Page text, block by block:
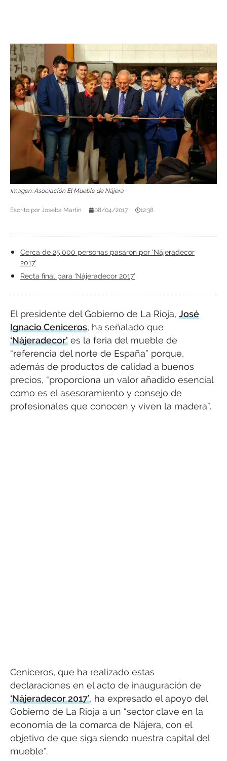
Imagen: Asociación El Mueble de Nájera
Escrito por Joseba Martín 08/04/2017 12:38
Cerca de 25.000 personas pasaron por ‘Nájeradecor
2017’
Recta final para ‘Nájeradecor 2017’
El presidente del Gobierno de La Rioja, José
Ignacio Ceniceros, ha señalado que
‘Nájeradecor’ es la feria del mueble de
“referencia del norte de España” porque,
además de productos de calidad a buenos
precios, “proporciona un valor añadido esencial
como es el asesoramiento y consejo de
profesionales que conocen y viven la madera”.
Ceniceros, que ha realizado estas
declaraciones en el acto de inauguración de
‘Nájeradecor 2017’, ha expresado el apoyo del
Gobierno de La Rioja a un “sector clave en la
economía de la comarca de Nájera, con el
objetivo de que siga siendo nuestra capital del
mueble”.